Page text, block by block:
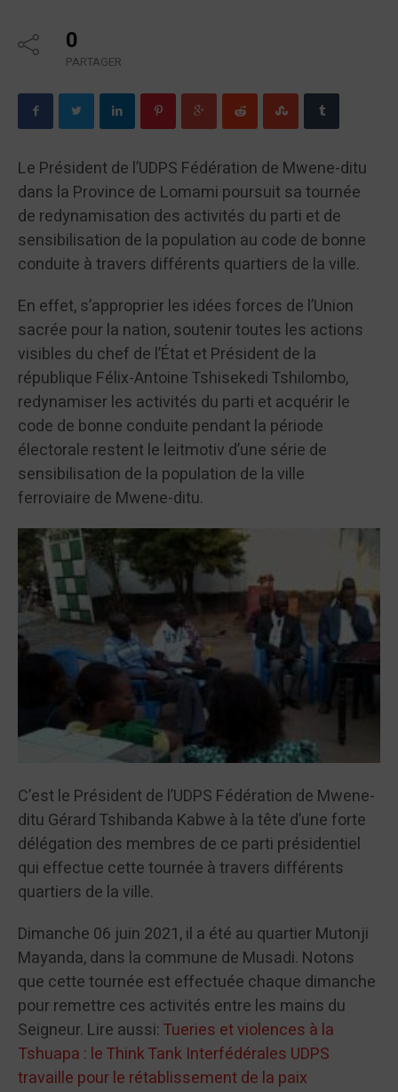
0
PARTAGER
Le Président de l’UDPS Fédération de Mwene-ditu
dans la Province de Lomami poursuit sa tournée
de redynamisation des activités du parti et de
sensibilisation de la population au code de bonne
conduite à travers différents quartiers de la ville.
En effet, s’approprier les idées forces de l’Union
sacrée pour la nation, soutenir toutes les actions
visibles du chef de l’État et Président de la
république Félix-Antoine Tshisekedi Tshilombo,
redynamiser les activités du parti et acquérir le
code de bonne conduite pendant la période
électorale restent le leitmotiv d’une série de
sensibilisation de la population de la ville
ferroviaire de Mwene-ditu.
C’est le Président de l’UDPS Fédération de Mwene-
ditu Gérard Tshibanda Kabwe à la tête d’une forte
délégation des membres de ce parti présidentiel
qui effectue cette tournée à travers différents
quartiers de la ville.
Dimanche 06 juin 2021, il a été au quartier Mutonji
Mayanda, dans la commune de Musadi. Notons
que cette tournée est effectuée chaque dimanche
pour remettre ces activités entre les mains du
Seigneur. Lire aussi: Tueries et violences à la
Tshuapa : le Think Tank Interfédérales UDPS
travaille pour le rétablissement de la paix